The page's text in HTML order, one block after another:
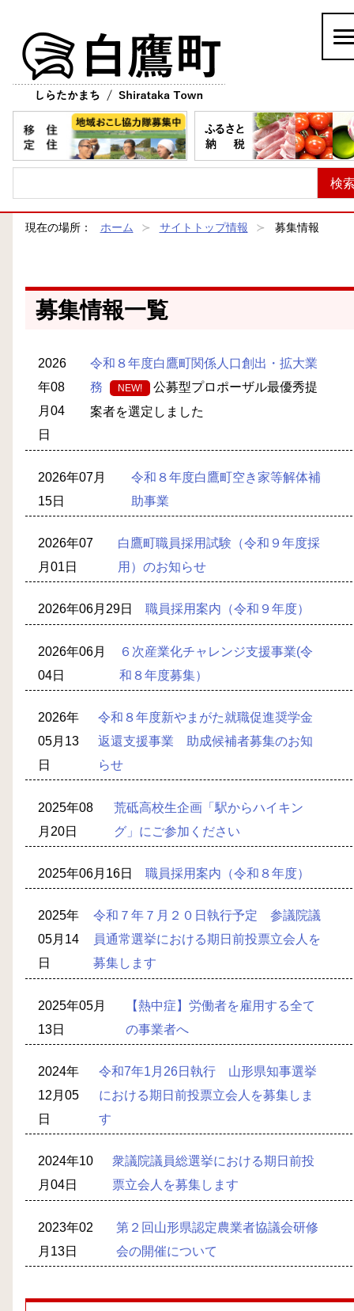
現在の場所： ホーム サイトトップ情報 募集情報
募集情報一覧
2026
年08
月04
日
令和８年度白鷹町関係人口創出・拡大業
務
NEW!
公募型プロポーザル最優秀提
案者を選定しました
2026年07月
15日
令和８年度白鷹町空き家等解体補
助事業
2026年07
月01日
白鷹町職員採用試験（令和９年度採
用）のお知らせ
2026年06月29日 職員採用案内（令和９年度）
2026年06月
04日
６次産業化チャレンジ支援事業(令
和８年度募集）
2026年
05月13
日
令和８年度新やまがた就職促進奨学金
返還支援事業 助成候補者募集のお知
らせ
2025年08
月20日
荒砥高校生企画「駅からハイキン
グ」にご参加ください
2025年06月16日 職員採用案内（令和８年度）
2025年
05月14
日
令和７年７月２０日執行予定 参議院議
員通常選挙における期日前投票立会人を
募集します
2025年05月
13日
【熱中症】労働者を雇用する全て
の事業者へ
2024年
12月05
日
令和7年1月26日執行 山形県知事選挙
における期日前投票立会人を募集しま
す
2024年10
月04日
衆議院議員総選挙における期日前投
票立会人を募集します
2023年02
月13日
第２回山形県認定農業者協議会研修
会の開催について